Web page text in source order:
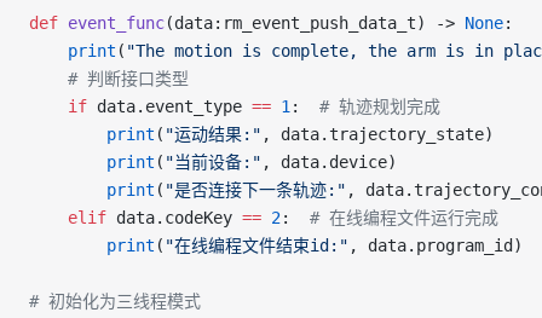
def event_func(data:rm_event_push_data_t) -> None:
    print
( "The motion is complete, the arm is in
    # 判断接口类型
    if
data.event_type == 1 : # 轨迹规划完成
        print
( "运动结果:" , data.trajectory_state)
        print
( "当前设备:" , data.device)
        print
( "是否连接下一条轨迹:" ,
    elif
data.codeKey == 2: # 在线编程文件运行完成
        print
( "在线编程文件结束id:" , data.program_id)
# 初始化为三线程模式